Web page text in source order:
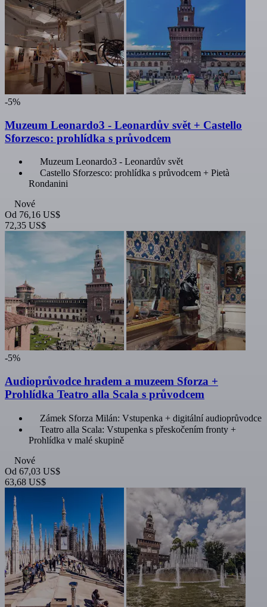
-5%
Muzeum Leonardo3 - Leonardův svět + Castello
Sforzesco: prohlídka s průvodcem
Muzeum Leonardo3 - Leonardův svět
Castello Sforzesco: prohlídka s průvodcem + Pietà
Rondanini
Nové
Od 76,16 US$
72,35 US$
-5%
Audioprůvodce hradem a muzeem Sforza +
Prohlídka Teatro alla Scala s průvodcem
Zámek Sforza Milán: Vstupenka + digitální audioprůvodce
Teatro alla Scala: Vstupenka s přeskočením fronty +
Prohlídka v malé skupině
Nové
Od 67,03 US$
63,68 US$